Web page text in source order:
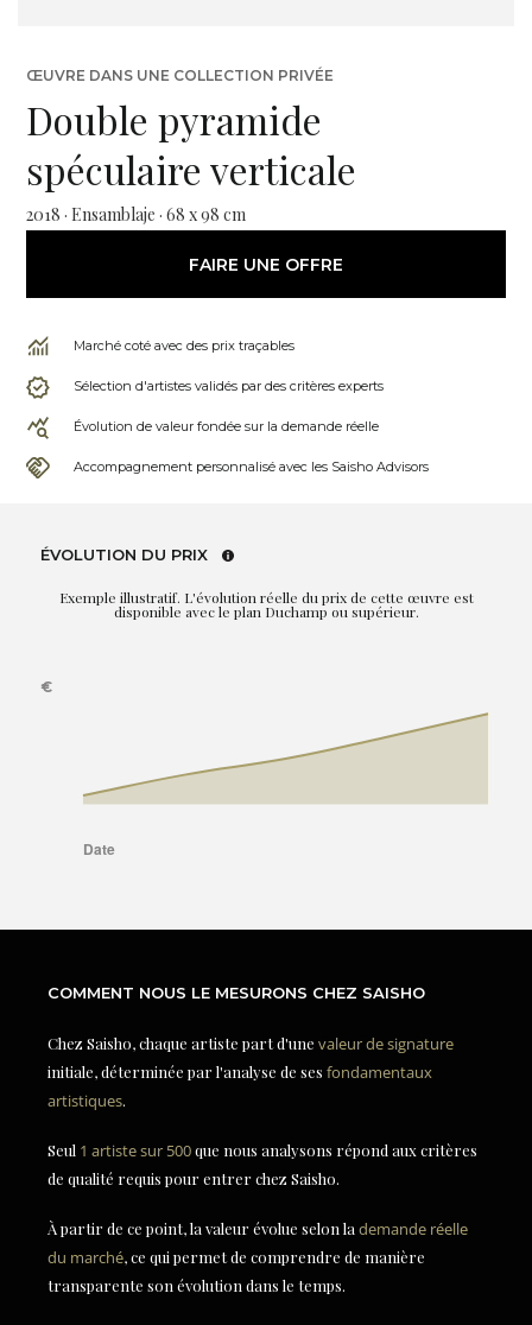
ŒUVRE DANS UNE COLLECTION PRIVÉE
Double pyramide
spéculaire verticale
2018 · Ensamblaje · 68 x 98 cm
FAIRE UNE OFFRE
Marché coté avec des prix traçables
Sélection d'artistes validés par des critères experts
Évolution de valeur fondée sur la demande réelle
Accompagnement personnalisé avec les Saisho Advisors
ÉVOLUTION DU PRIX
Exemple illustratif. L'évolution réelle du prix de cette œuvre est
disponible avec le plan Duchamp ou supérieur.
COMMENT NOUS LE MESURONS CHEZ SAISHO
Chez Saisho, chaque artiste part d'une valeur de signature
initiale, déterminée par l'analyse de ses fondamentaux
artistiques.
Seul 1 artiste sur 500que nous analysons répond aux critères
de qualité requis pour entrer chez Saisho.
À partir de ce point, la valeur évolue selon la demande réelle
du marché, ce qui permet de comprendre de manière
transparente son évolution dans le temps.